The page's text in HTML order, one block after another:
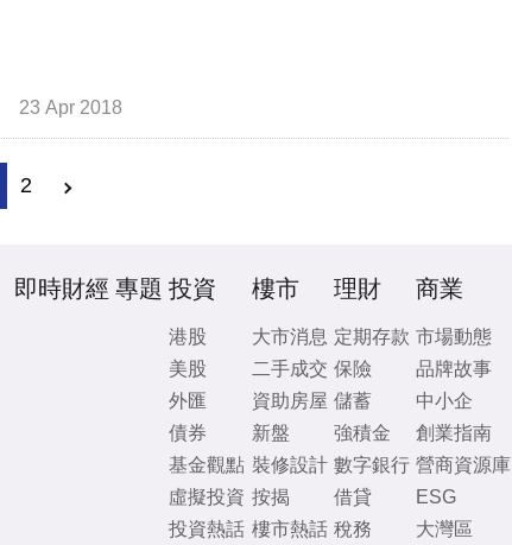
23 Apr 2018
2
即時財經 專題 投資
港股
美股
外匯
債券
基金觀點
虛擬投資
投資熱話
樓市
大市消息
二手成交
資助房屋
新盤
裝修設計
按揭
樓市熱話
理財
定期存款
保險
儲蓄
強積金
數字銀行
借貸
稅務
商業
市場動態
品牌故事
中小企
創業指南
營商資源庫
ESG
大灣區